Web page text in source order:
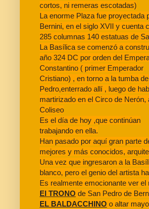
cortos, ni remeras escotadas)
La enorme Plaza fue proyectada
Bernini, en el siglo XVII y cuenta
285 columnas 140 estatuas de
La Basílica se comenzó a
año 324 DC por orden del
Constantino ( primer Emperador
Cristiano) , en torno a la tumba de
Pedro,enterrado allí , luego de
martirizado en el Circo de Nerón,
Coliseo
Es el día de hoy ,que continúan
trabajando en ella.
Han pasado por aquí gran parte
mejores y más conocidos,
Una vez que ingresaron a la
blanco, pero el genio del artista
Es realmente emocionante ver
El TRONO de San Pedro de
EL BALDACCHINO o altar